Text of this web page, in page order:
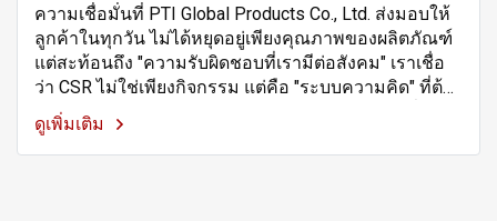
ความเชื่อมั่นที่ PTI Global Products Co., Ltd. ส่งมอบให้
ลูกค้าในทุกวัน ไม่ได้หยุดอยู่เพียงคุณภาพของผลิตภัณฑ์
แต่สะท้อนถึง "ความรับผิดชอบที่เรามีต่อสังคม" เราเชื่อ
ว่า CSR ไม่ใช่เพียงกิจกรรม แต่คือ "ระบบความคิด" ที่ต้อง
อยู่ในทุกก้าวของการเติบโต และต้องสร้างผลลัพธ์ที่จับ
ต้องได้จริง
ดูเพิ่มเติม